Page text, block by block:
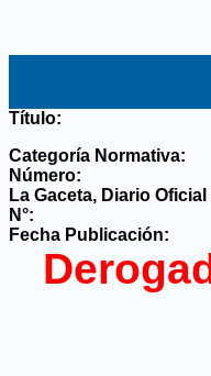
Título:
Categoría Normativa:
Número:
La Gaceta, Diario Oficial
N°:
Fecha Publicación: